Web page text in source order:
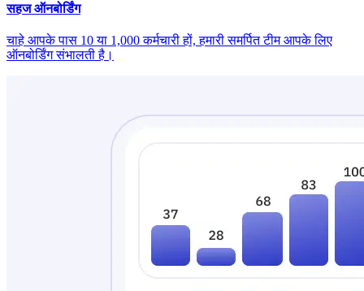
सहज ऑनबोर्डिंग
चाहे आपके पास 10 या 1,000 कर्मचारी हों, हमारी समर्पित टीम आपके लिए
ऑनबोर्डिंग संभालती है।